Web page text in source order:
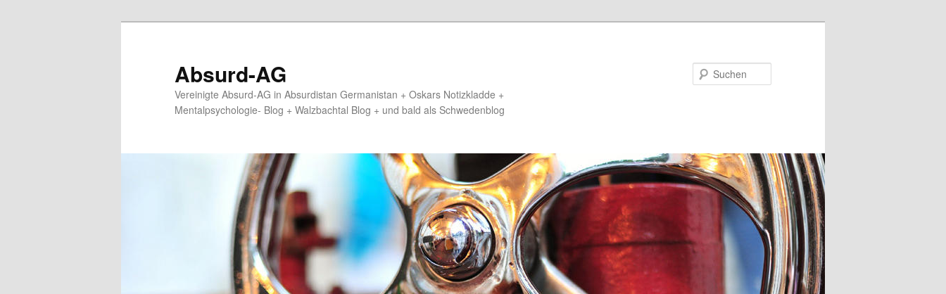
Absurd-AG
Vereinigte Absurd-AG in Absurdistan Germanistan + Oskars Notizkladde +
Mentalpsychologie- Blog + Walzbachtal Blog + und bald als Schwedenblog